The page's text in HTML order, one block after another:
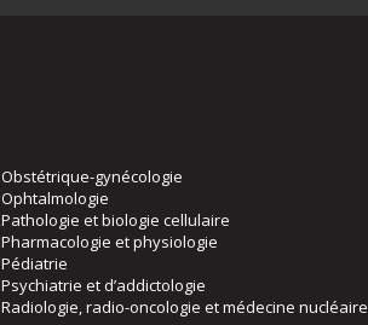
Obstétrique-gynécologie
Ophtalmologie
Pathologie et biologie cellulaire
Pharmacologie et physiologie
Pédiatrie
Psychiatrie et d’addictologie
Radiologie, radio-oncologie et médecine nucléaire